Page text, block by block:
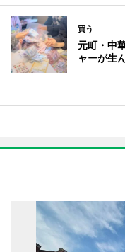
買う
元町・中
ャーが生